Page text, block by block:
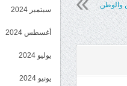
والوطن
سبتمبر 2024
أغسطس 2024
يوليو 2024
يونيو 2024